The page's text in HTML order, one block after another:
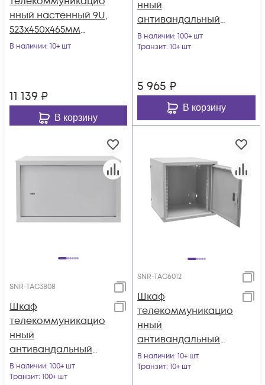
нный настенный 9U,
523х450х465мм
серия LITE
В наличии: 10+ шт
11 139 ₽
В корзину
нный
антивандальный
SNR-TAC3806
(365х600х380)
В наличии: 100+ шт
Транзит: 10+ шт
5 965 ₽
В корзину
SNR-TAC3808
Шкаф
телекоммуникацио
нный
антивандальный
SNR-TAC3808
(400х600х380)
В наличии: 100+ шт
Транзит: 100+ шт
SNR-TAC6012
Шкаф
телекоммуникацио
нный
антивандальный
SNR-TAC6012
(600х600х600)
В наличии: 10+ шт
Транзит: 10+ шт